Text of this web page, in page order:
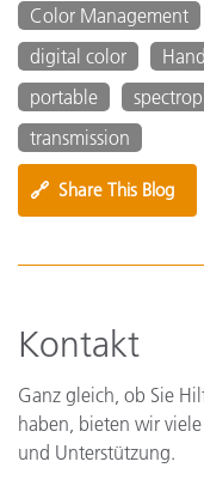
Color Management
digital color
portable
transmission
🔗 Share This Blog
Kontakt
Ganz gleich, ob Sie
haben, bieten wir
und Unterstützung.